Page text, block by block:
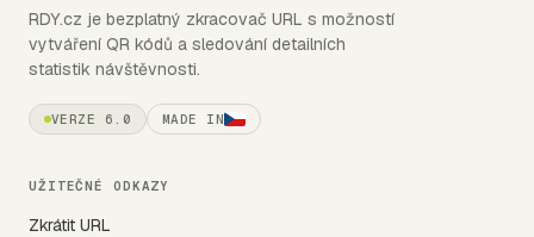
RDY.cz je bezplatný zkracovač URL s možností
vytváření QR kódů a sledování detailních
statistik návštěvnosti.
VERZE 6.0 MADE IN
UŽITEČNÉ ODKAZY
Zkrátit URL